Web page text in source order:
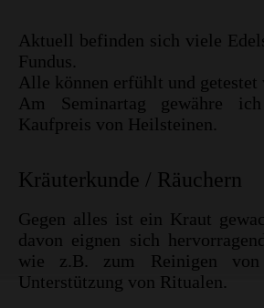
Aktuell befinden sich viele
Fundus.
Alle können erfühlt und getestet
Am Seminartag gewähre
Kaufpreis von Heilsteinen.
Kräuterkunde / Räuchern
Gegen alles ist ein Kraut
davon eignen sich
wie z.B. zum Reinigen von
Unterstützung von Ritualen.